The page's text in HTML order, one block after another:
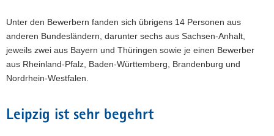
Unter den Bewerbern fanden sich übrigens 14 Personen aus
anderen Bundesländern, darunter sechs aus Sachsen-Anhalt,
jeweils zwei aus Bayern und Thüringen sowie je einen Bewerber
aus Rheinland-Pfalz, Baden-Württemberg, Brandenburg und
Nordrhein-Westfalen.
Leipzig ist sehr begehrt